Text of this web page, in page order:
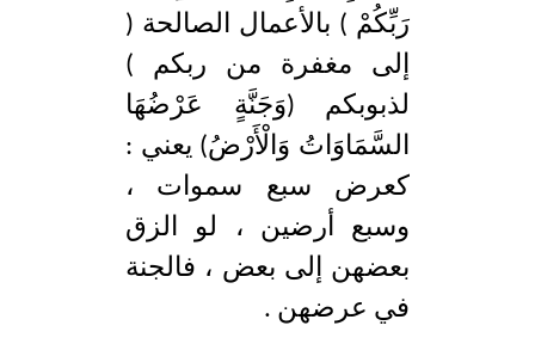
رَبِّكُمْ ) بالأعمال الصالحة (
إلى مغفرة من ربكم )
لذبوبكم (وَجَنَّةٍ عَرْضُهَا
السَّمَاوَاتُ وَالْأَرْضُ) يعني :
كعرض سبع سموات ،
وسبع أرضين ، لو الزق
بعضهن إلى بعض ، فالجنة
في عرضهن .